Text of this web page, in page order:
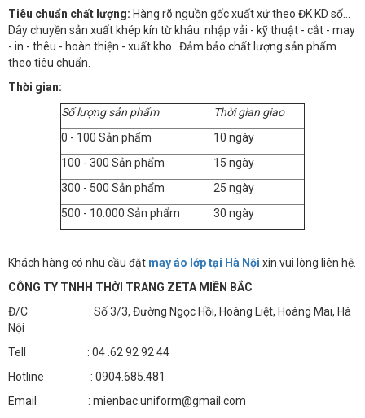
Tiêu chuẩn chất lượng: Hàng rõ nguồn gốc xuất xứ theo ĐK KD số…
Dây chuyền sản xuất khép kín từ khâu nhập vải - kỹ thuật - cắt - may
- in - thêu - hoàn thiện - xuất kho. Đảm bảo chất lượng sản phẩm
theo tiêu chuẩn.
Thời gian:
Số lượng sản phẩm
Thời gian giao
0 - 100 Sản phẩm
10 ngày
100 - 300 Sản phẩm
15 ngày
300 - 500 Sản phẩm
25 ngày
500 - 10.000 Sản phẩm
30 ngày
Khách hàng có nhu cầu đặt may áo lớp tại Hà Nội xin vui lòng liên hệ.
CÔNG TY TNHH THỜI TRANG ZETA MIỀN BẮC
Đ/C : Số 3/3, Đường Ngọc Hồi, Hoàng Liệt, Hoàng Mai, Hà
Nội
Tell : 04 .62 92 92 44
Hotline : 0904.685.481
Email : mienbac.uniform@gmail.com